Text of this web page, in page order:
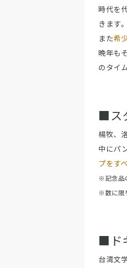
時代を
きます。
また希
晩年も
のタイ
■ス
楊牧、
中にパ
プをす
※記念品
※数に限
■ド
台湾文